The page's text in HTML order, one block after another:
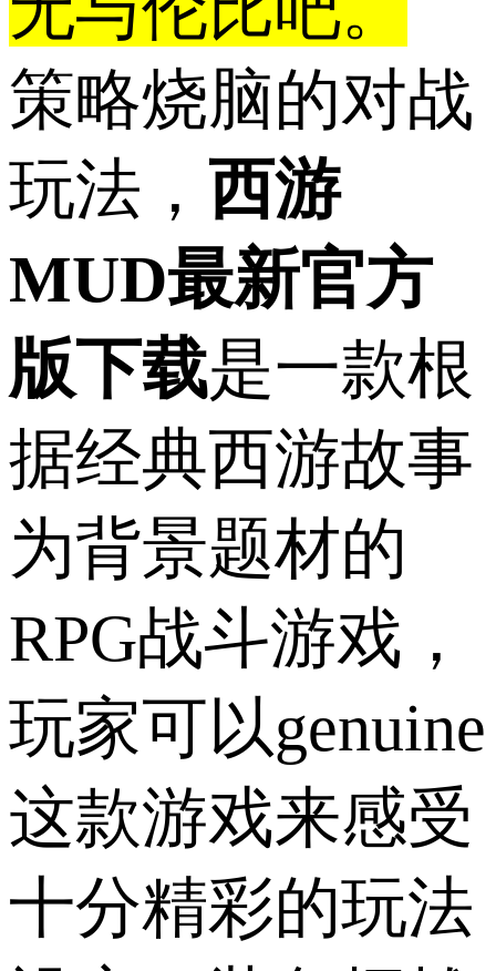
策略烧脑的对战
玩法， 西游
MUD最新官方
版下载是一款根
据经典西游故事
为背景题材的
RPG战斗游戏，
玩家可以genuine
这款游戏来感受
十分精彩的玩法